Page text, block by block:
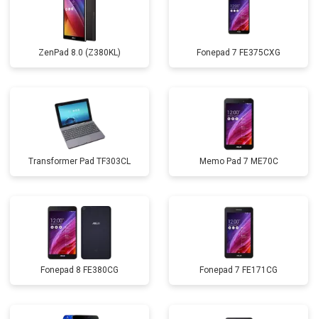
ZenPad 8.0 (Z380KL) Fonepad 7 FE375CXG
Transformer Pad TF303CL Memo Pad 7 ME70C
Fonepad 8 FE380CG Fonepad 7 FE171CG